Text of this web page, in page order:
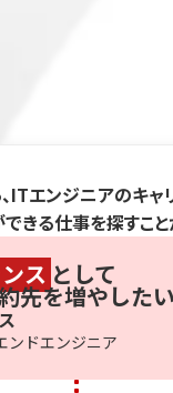
ITエンジニアのキ
きる仕事を探すこ
ス として
先を増やしたい
ンドエンジニア